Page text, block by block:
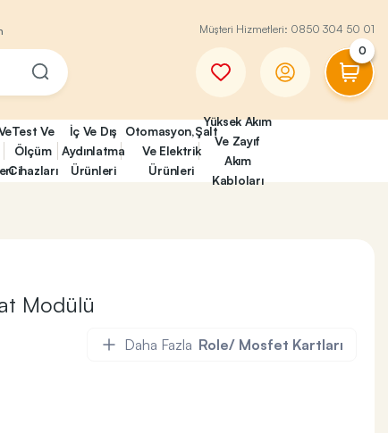
Müşteri Hizmetleri: 0850 304 50 01
0
Test Ve
Ölçüm
Cihazları
İç Ve Dış
Aydınlatma
Ürünleri
Otomasyon,Şalt
Ve Elektrik
Ürünleri
Yüksek Akım
Ve Zayıf
Akım
Kabloları
Modülü
Daha Fazla Role/ Mosfet Kartları